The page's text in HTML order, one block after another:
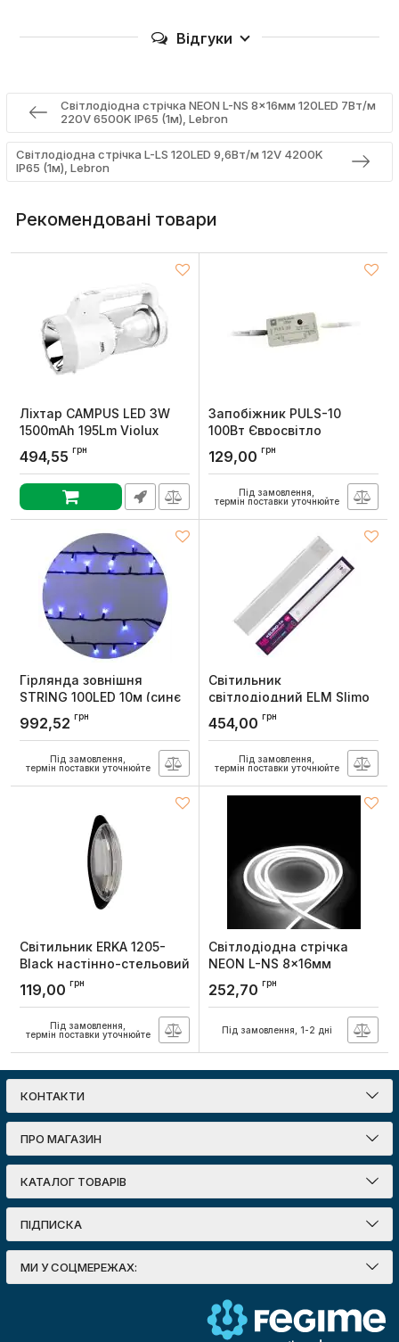
Відгуки
Світлодіодна стрічка NEON L-NS 8x16мм 120LED 7Вт/м
220V 6500K ІР65 (1м), Lebron
Світлодіодна стрічка L-LS 120LED 9,6Вт/м 12V 4200K
ІР65 (1м), Lebron
Рекомендовані товари
Ліхтар CAMPUS LED 3W
1500mAh 195Lm Violux
Артикул:360202
494,55 грн
Запобіжник PULS-10
100Вт Євросвітло
Артикул:000040994
129,00 грн
Під замовлення,
термін поставки уточнюйте
Гірлянда зовнішня
STRING 100LED 10м (синє
світло) чорна IP44 Delux
Артикул:
992,52 грн
Під замовлення,
термін поставки уточнюйте
Світильник
світлодіодний ELM Slimo
1W 4000K акумуляторний
з датчиком
454,00 грн
Під замовлення,
термін поставки уточнюйте
Світильник ERKA 1205-
Black настінно-стельовий
овальний чорний-
прозорий E27 IP20
119,00 грн
Під замовлення,
термін поставки уточнюйте
Світлодіодна стрічка
NEON L-NS 8x16мм
120LED 7Вт/м 220V 4000K
ІР65 (1м), Lebron
252,70 грн
Під замовлення, 1-2 дні
КОНТАКТИ
ПРО МАГАЗИН
КАТАЛОГ ТОВАРІВ
ПІДПИСКА
МИ У СОЦМЕРЕЖАХ: